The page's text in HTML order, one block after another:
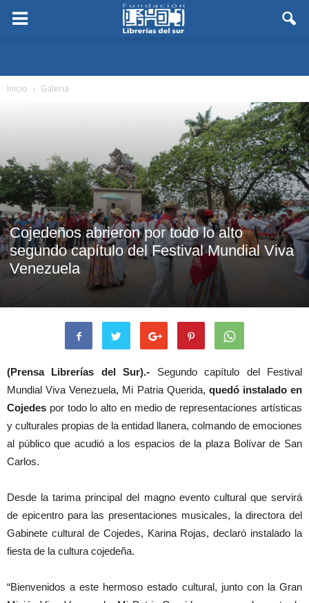
Inicio Galeria
Cojedeños abrieron por todo lo alto
segundo capítulo del Festival Mundial Viva
Venezuela
(Prensa Librerías del Sur).- Segundo capítulo del Festival
Mundial Viva Venezuela, Mi Patria Querida, quedó instalado en
Cojedes por todo lo alto en medio de representaciones artísticas
y culturales propias de la entidad llanera, colmando de emociones
al público que acudió a los espacios de la plaza Bolívar de San
Carlos.
Desde la tarima principal del magno evento cultural que servirá
de epicentro para las presentaciones musicales, la directora del
Gabinete cultural de Cojedes, Karina Rojas, declaró instalado la
fiesta de la cultura cojedeña.
“Bienvenidos a este hermoso estado cultural, junto con la Gran